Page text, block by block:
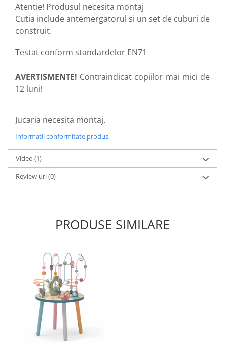
Atentie! Produsul necesita montaj
Cutia include antemergatorul si un set de cuburi de
construit.
Testat conform standardelor EN71
AVERTISMENTE! Contraindicat copiilor mai mici de
12 luni!
Jucaria necesita montaj.
Informatii conformitate produs
Video (1)
Review-uri(0)
PRODUSE SIMILARE